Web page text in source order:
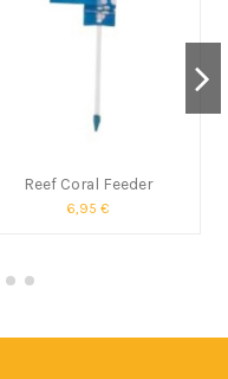
Reef Coral Feeder
6,95 €